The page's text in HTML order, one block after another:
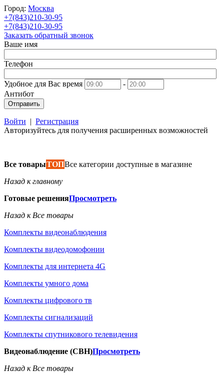
Город: Москва
+7(843)210-30-95
+7(843)210-30-95
Заказать обратный звонок
Ваше имя
Телефон
Удобное для Вас время
-
Антибот
Отправить
Войти | Регистрация
Авторизуйтесь для получения расширенных возможностей
Все товарыТОПВсе категории доступные в магазине
Назад к главному
Готовые решенияПросмотреть
Назад к Все товары
Комплекты видеонаблюдения
Комплекты видеодомофонии
Комплекты для интернета 4G
Комплекты умного дома
Комплекты цифрового тв
Комплекты сигнализаций
Комплекты спутникового телевидения
Видеонаблюдение (СВН)Просмотреть
Назад к Все товары